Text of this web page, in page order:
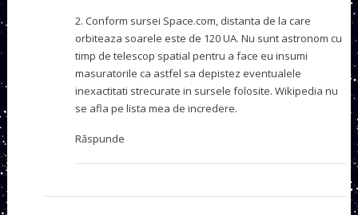
2. Conform sursei Space.com, distanta de la care
orbiteaza soarele este de 120 UA. Nu sunt astronom cu
timp de telescop spatial pentru a face eu insumi
masuratorile ca astfel sa depistez eventualele
inexactitati strecurate in sursele folosite. Wikipedia nu
se afla pe lista mea de incredere.
Răspunde